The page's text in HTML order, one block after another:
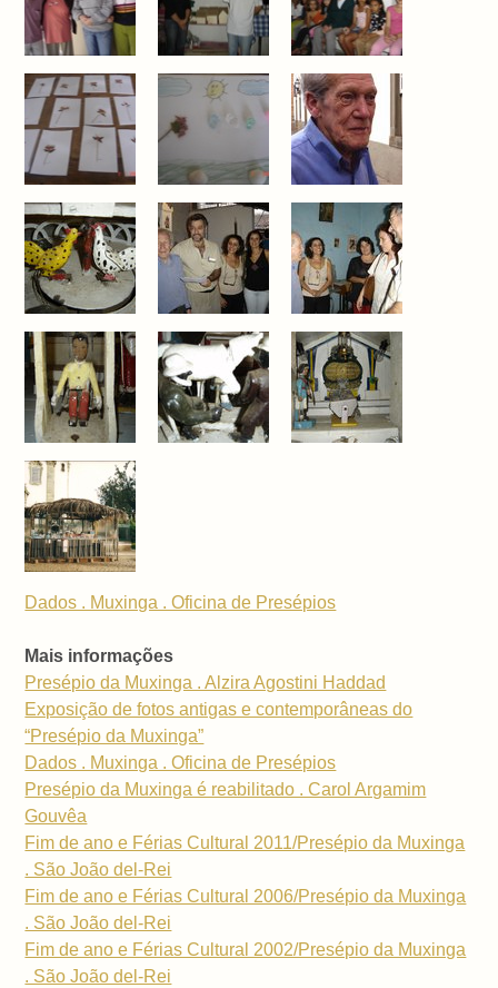
Dados . Muxinga . Oficina de Presépios
Mais informações
Presépio da Muxinga . Alzira Agostini Haddad
Exposição de fotos antigas e contemporâneas do
“Presépio da Muxinga”
Dados . Muxinga . Oficina de Presépios
Presépio da Muxinga é reabilitado . Carol Argamim
Gouvêa
Fim de ano e Férias Cultural 2011/Presépio da Muxinga
. São João del-Rei
Fim de ano e Férias Cultural 2006/Presépio da Muxinga
. São João del-Rei
Fim de ano e Férias Cultural 2002/Presépio da Muxinga
. São João del-Rei